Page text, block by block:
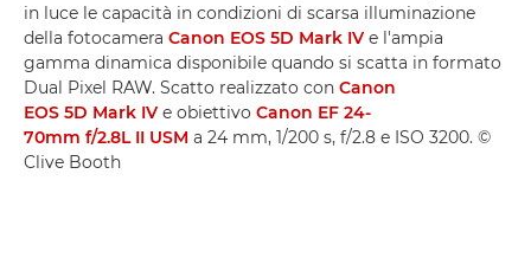
in luce le capacità in condizioni di scarsa illuminazione
della fotocamera Canon EOS 5D Mark IV e l'ampia
gamma dinamica disponibile quando si scatta in formato
Dual Pixel RAW. Scatto realizzato con Canon
EOS 5D Mark IV e obiettivo Canon EF 24-
70mm f/2.8L II USM a 24 mm, 1/200 s, f/2.8 e ISO 3200. ©
Clive Booth